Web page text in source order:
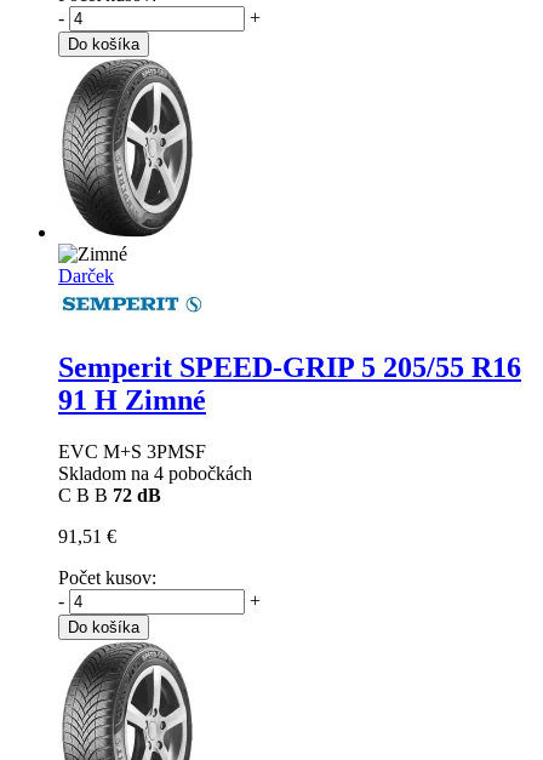
-
+
Do košíka
Darček
Semperit SPEED-GRIP 5 205/55 R16
91 H Zimné
EVC M+S 3PMSF
Skladom na 4 pobočkách
C B B 72 dB
91,51 €
Počet kusov:
-
+
Do košíka